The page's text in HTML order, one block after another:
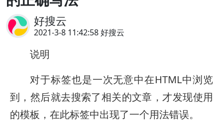
好搜云
2021-3-8 11:42:58 好搜云
说明
对于标签也是一次无意中在HTML中浏览
到，然后就去搜索了相关的文章，才发现使用
的模板，在此标签中出现了一个用法错误。